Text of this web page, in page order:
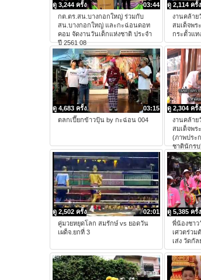
03:44
ดู 3,244 ครั้ง
กต.ตร.สน.บางกอกใหญ่ ร่วมกับ
สน.บางกอกใหญ่ และกะฉ่อนดอท
คอม จัดงานวันเด็กแห่งชาติ ประจำ
ปี 2561 08
ดู 2,114 ครั้ง
งานคล้า
สมเด็จพร
กระตั้วแท
03:15
ดู 4,683 ครั้ง
ตลกเปี๊ยกข้าวปุ้น by กะฉ่อน 004
ดู 2,304 ครั้ง
งานคล้า
สมเด็จพร
(ภาพประ
ชาตินักร
02:01
ดู 2,502 ครั้ง
คู่มวยหยุดโลก สมรักษ์ vs ยอดวัน
เผด็จ.ยกที่ 3
ดู 5,385 ครั้ง
พี่น้องชา
เศวตร่ว
เส่ง วัดกัล